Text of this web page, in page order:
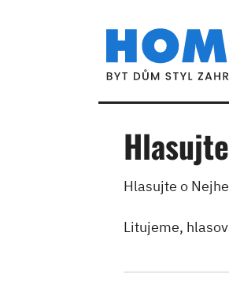
Hlasujte o
Litujeme,